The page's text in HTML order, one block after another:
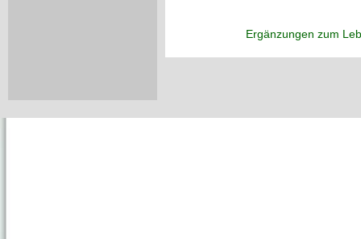
Ergänzungen zum